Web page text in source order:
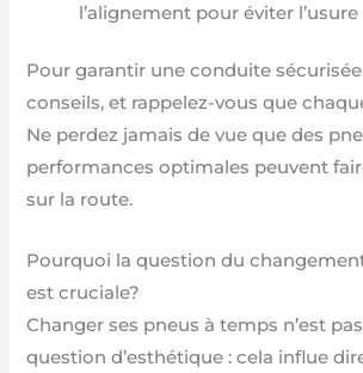
l’alignement pour éviter
Pour garantir une conduite
conseils, et rappelez-vous que
Ne perdez jamais de vue que des
performances optimales peuvent
sur la route.
Pourquoi la question du
est cruciale?
Changer ses pneus à temps n’est
question d’esthétique : cela influe